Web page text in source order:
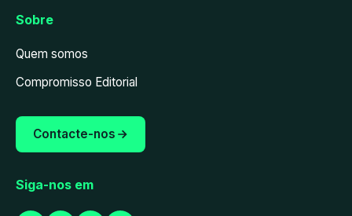
Sobre
Quem somos
Compromisso Editorial
Contacte-nos
Siga-nos em